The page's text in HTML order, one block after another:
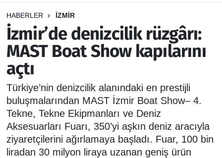
HABERLER İZMİR
İzmir’de denizcilik rüzgârı:
MAST Boat Show kapılarını
açtı
Türkiye’nin denizcilik alanındaki en prestijli
buluşmalarından MAST İzmir Boat Show– 4.
Tekne, Tekne Ekipmanları ve Deniz
Aksesuarları Fuarı, 350’yi aşkın deniz aracıyla
ziyaretçilerini ağırlamaya başladı. Fuar, 100 bin
liradan 30 milyon liraya uzanan geniş ürün
DEPREM
GENEL
EKONOMİ
SİYASET
SPOR
ASAYİŞ
İzmir Namaz Vakitleri
İzmir Trafik Yoğunluk Haritası
Puan Durumu ve Fikstür
Tüm Manşetler
Son Dakika Haberleri
Haber Arşivi